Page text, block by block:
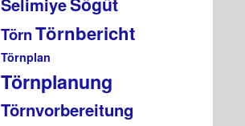
TörnTörnbericht
Törnplan
Törnplanung
Törnvorbereitung